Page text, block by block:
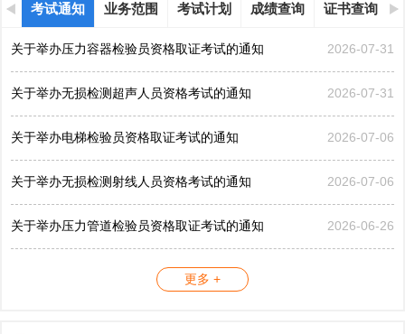
考试通知 业务范围 考试计划 成绩查询 证书查询
关于举办压力容器检验员资格取证考试的通知 2026-07-31
关于举办无损检测超声人员资格考试的通知 2026-07-31
关于举办电梯检验员资格取证考试的通知 2026-07-06
关于举办无损检测射线人员资格考试的通知 2026-07-06
关于举办压力管道检验员资格取证考试的通知 2026-06-26
更多 +